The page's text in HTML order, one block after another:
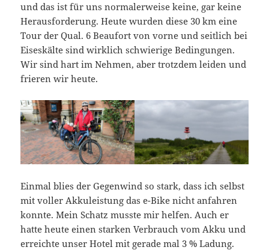
und das ist für uns normalerweise keine, gar keine
Herausforderung. Heute wurden diese 30 km eine
Tour der Qual. 6 Beaufort von vorne und seitlich bei
Eiseskälte sind wirklich schwierige Bedingungen.
Wir sind hart im Nehmen, aber trotzdem leiden und
frieren wir heute.
Einmal blies der Gegenwind so stark, dass ich selbst
mit voller Akkuleistung das e-Bike nicht anfahren
konnte. Mein Schatz musste mir helfen. Auch er
hatte heute einen starken Verbrauch vom Akku und
erreichte unser Hotel mit gerade mal 3 % Ladung.